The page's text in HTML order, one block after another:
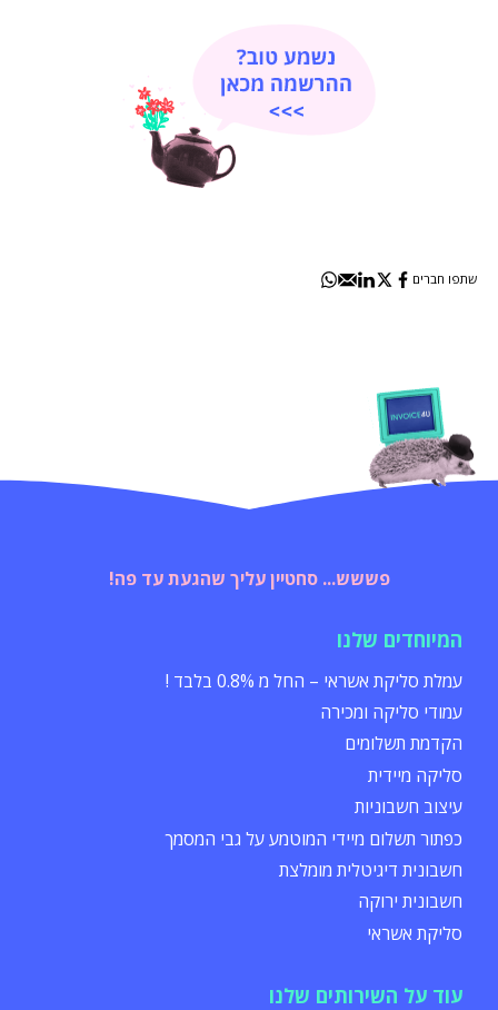
שתפו חברים
פששש... סחטיין עליך שהגעת עד פה!
המיוחדים שלנו
עמלת סליקת אשראי – החל מ 0.8% בלבד !
עמודי סליקה ומכירה
הקדמת תשלומים
סליקה מיידית
עיצוב חשבוניות
כפתור תשלום מיידי המוטמע על גבי המסמך
חשבונית דיגיטלית מומלצת
חשבונית ירוקה
סליקת אשראי
עוד על השירותים שלנו